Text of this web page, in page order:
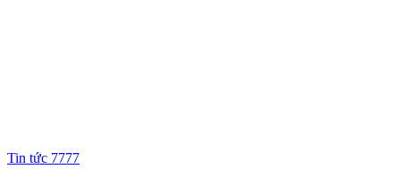
Tin tức 7777